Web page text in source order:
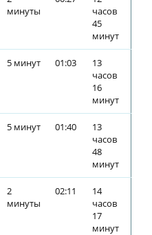
минуты
часов
45
минут
5 минут 01:03
13
часов
16
минут
5 минут 01:40
13
часов
48
минут
2
минуты
02:11
14
часов
17
минут